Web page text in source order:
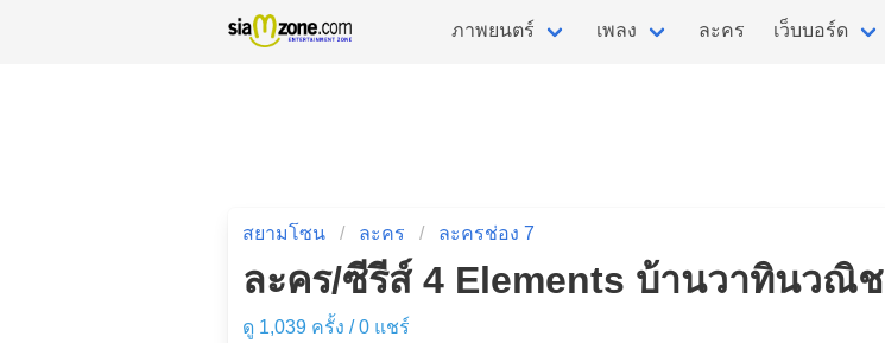
ภาพยนตร์ เพลง ละคร เว็บบอร์ด
สยามโซน ละคร ละครช่อง 7
ละคร/ซีรีส์ 4 Elements บ้านวาทินวณิ
ดู 1,039 ครั้ง /0 แชร์